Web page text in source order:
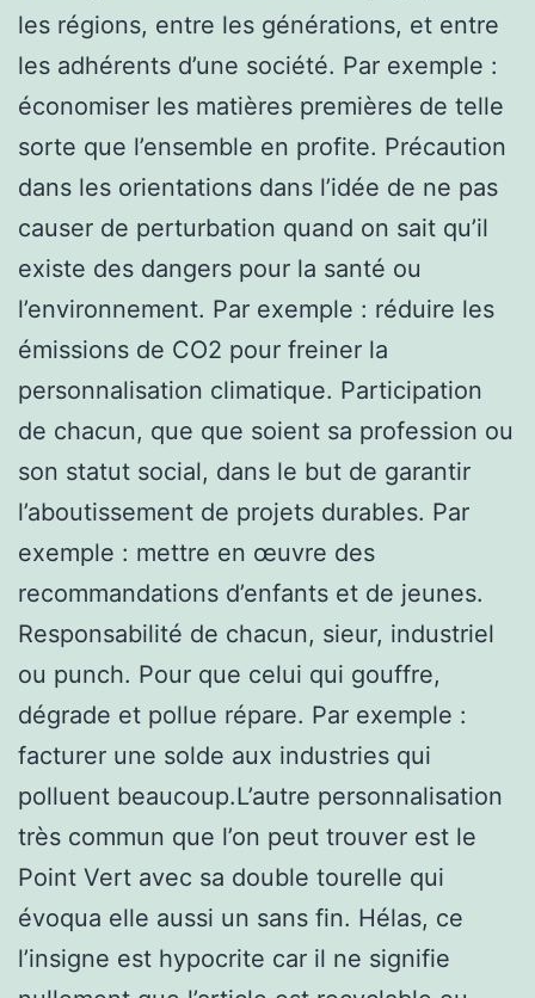
les régions, entre les générations, et entre
les adhérents d’une société. Par exemple :
économiser les matières premières de telle
sorte que l’ensemble en profite. Précaution
dans les orientations dans l’idée de ne pas
causer de perturbation quand on sait qu’il
existe des dangers pour la santé ou
l’environnement. Par exemple : réduire les
émissions de CO2 pour freiner la
personnalisation climatique. Participation
de chacun, que que soient sa profession ou
son statut social, dans le but de garantir
l’aboutissement de projets durables. Par
exemple : mettre en œuvre des
recommandations d’enfants et de jeunes.
Responsabilité de chacun, sieur, industriel
ou punch. Pour que celui qui gouffre,
dégrade et pollue répare. Par exemple :
facturer une solde aux industries qui
polluent beaucoup.L’autre personnalisation
très commun que l’on peut trouver est le
Point Vert avec sa double tourelle qui
évoqua elle aussi un sans fin. Hélas, ce
l’insigne est hypocrite car il ne signifie